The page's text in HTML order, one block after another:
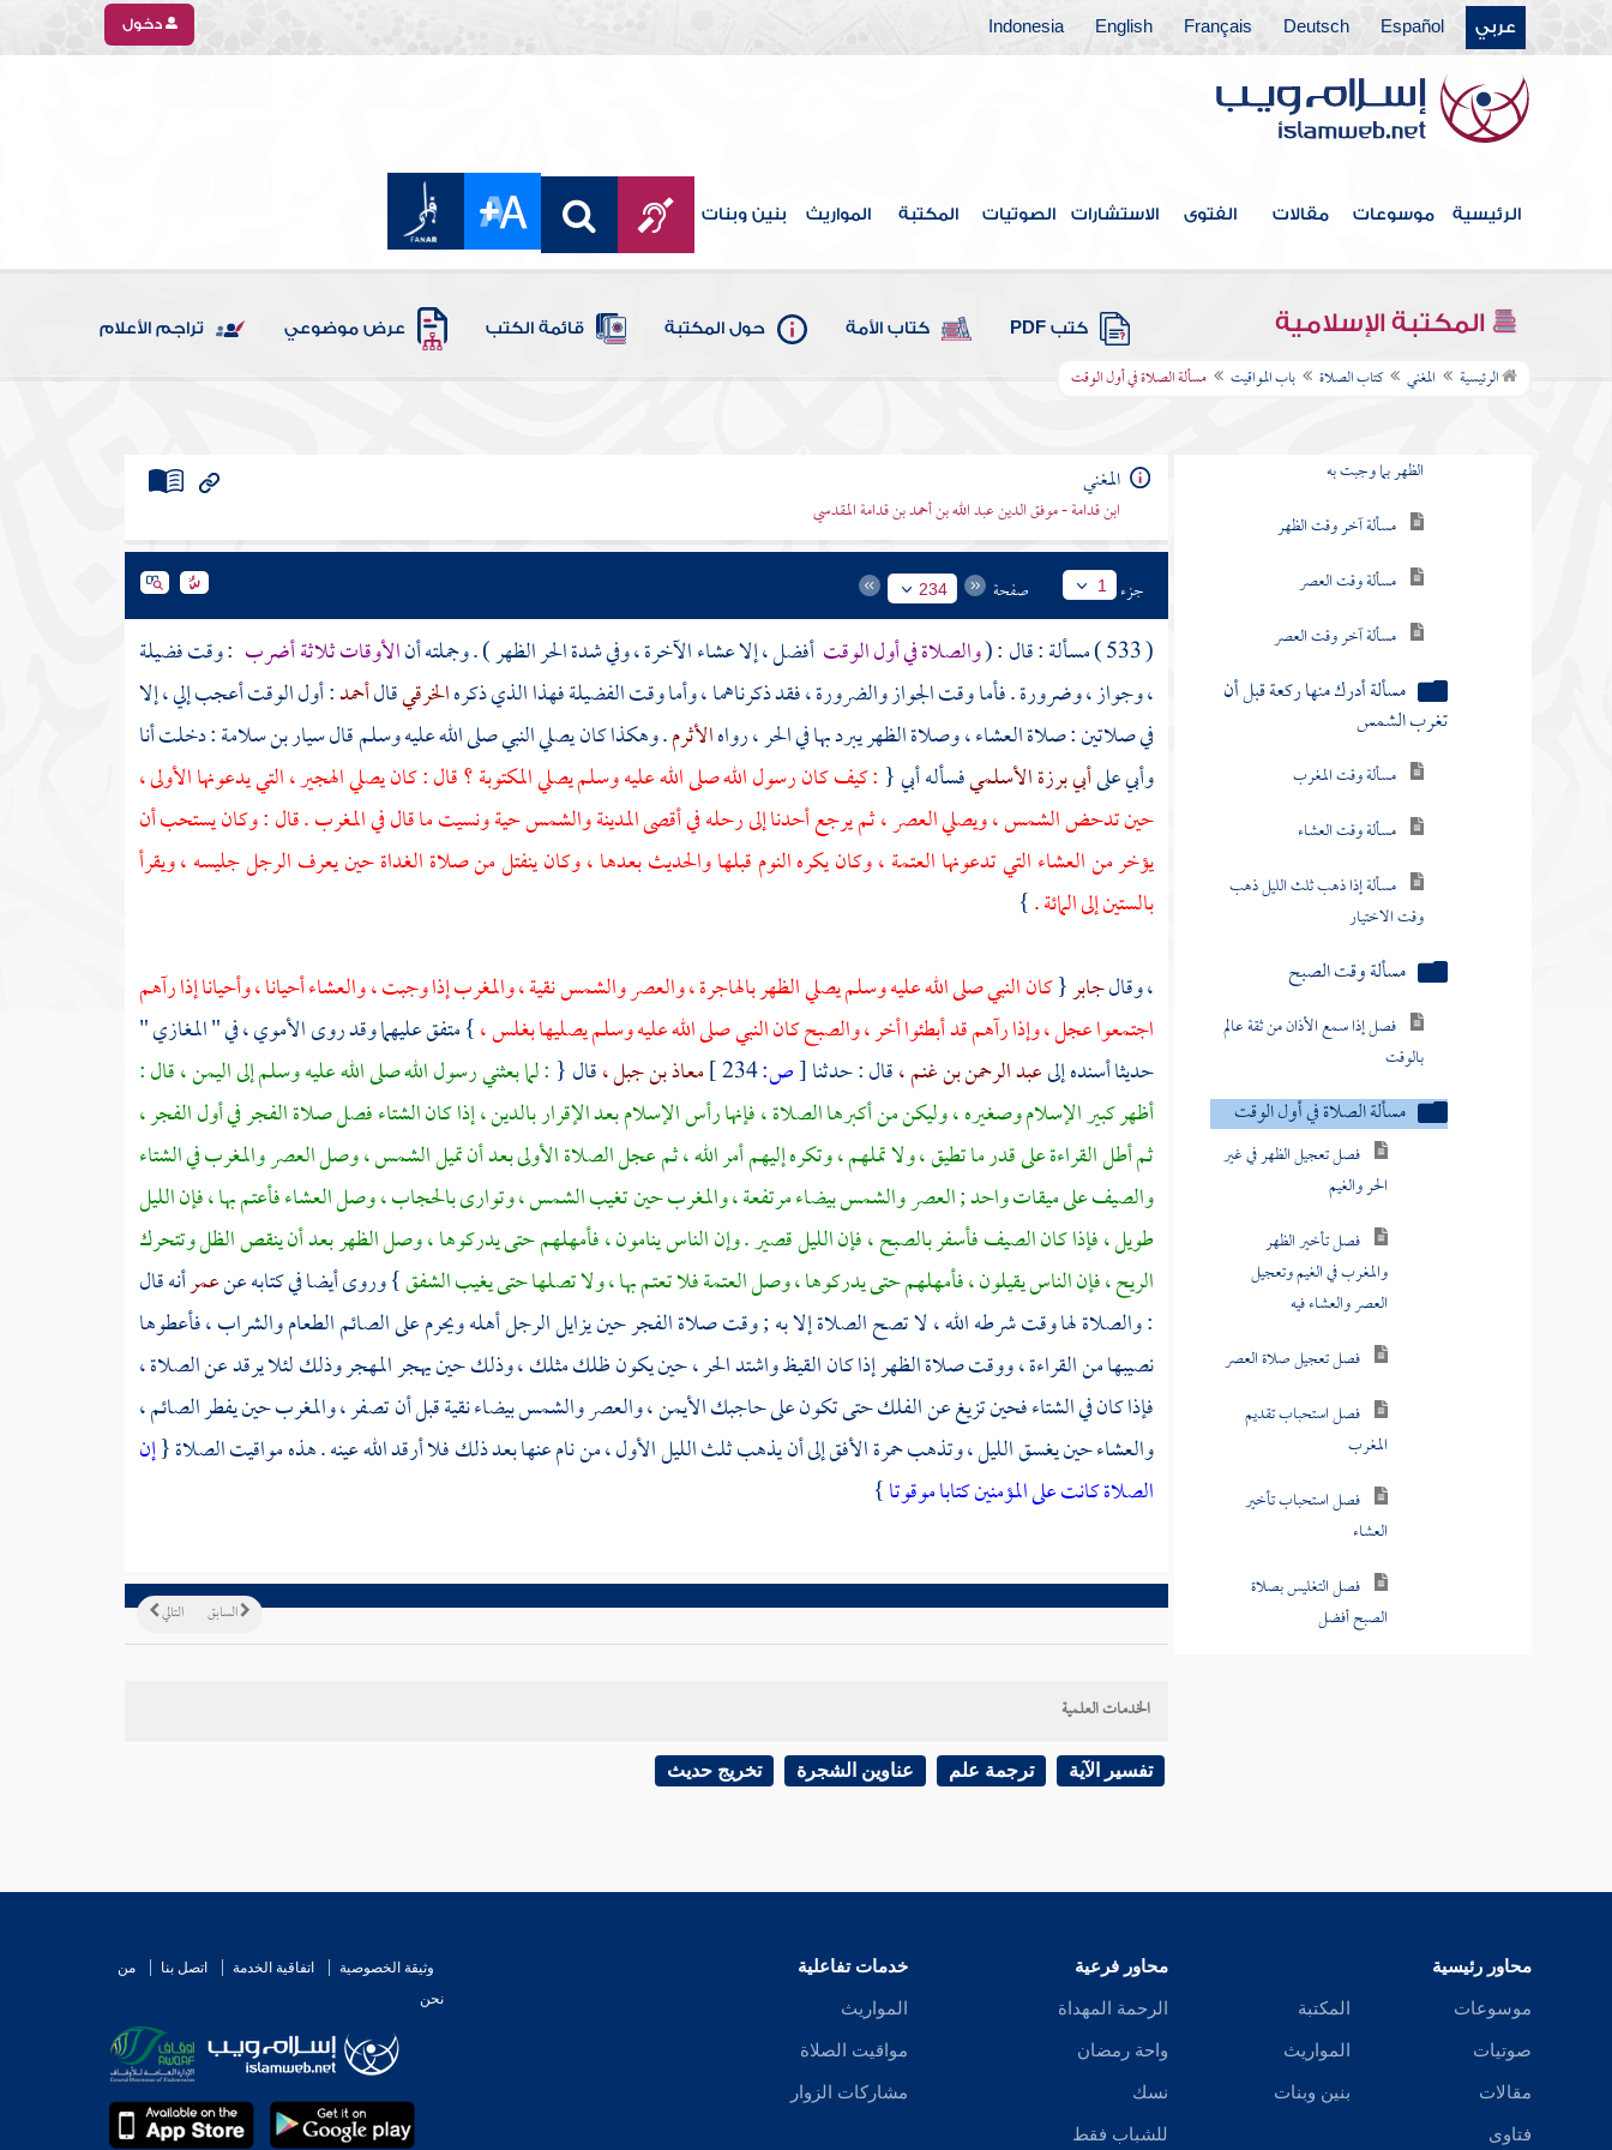
عربي Español
Deutsch
Français
English
Indonesia دخول
الرئيسية موسوعات مقالات الفتوى الاستشارات الصوتيات المكتبة المواريث بنين وبنات
المكتبة الإسلامية كتب PDF كتاب الأمة حول المكتبة قائمة الكتب عرض موضوعي تراجم الأعلام
الرئيسية المغني كتاب الصلاة باب المواقيت مسألة الصلاة في أول الوقت
مقدمة الكتاب
كتاب الطهارة
كتاب الصلاة
باب المواقيت
فصل تجب صلاة الظهر بزوال
الشمس
الظهر بما وجبت به
مسألة آخر وقت الظهر
مسألة وقت العصر
مسألة آخر وقت العصر
مسألة أدرك منها ركعة قبل أن
تغرب الشمس
مسألة وقت المغرب
مسألة وقت العشاء
مسألة إذا ذهب ثلث الليل ذهب
وقت الاختيار
مسألة وقت الصبح
فصل إذا سمع الأذان من ثقة عالم
بالوقت
مسألة الصلاة في أول الوقت
فصل تعجيل الظهر في غير
الحر والغيم
فصل تأخير الظهر
والمغرب في الغيم وتعجيل
العصر والعشاء فيه
فصل تعجيل صلاة العصر
فصل استحباب تقديم
المغرب
فصل استحباب تأخير
العشاء
فصل التغليس بصلاة
الصبح أفضل
النائم
باب استقبال القبلة
المغني
ابن قدامة - موفق الدين عبد الله بن أحمد بن قدامة المقدسي
جزء 1 صفحة 234
( 533 ) مسألة : قال : ( والصلاة في أول الوقت أفضل ، إلا عشاء الآخرة ، وفي شدة الحر الظهر ) . وجملته أنالأوقات ثلاثة أضرب : وقت فضيلة
، وجواز ، وضرورة . فأما وقت الجواز والضرورة ، فقد ذكرناهما ، وأما وقت الفضيلة فهذا الذي ذكرهالخرقيقالأحمد: أول الوقت أعجب إلي ، إلا
في صلاتين : صلاة العشاء ، وصلاة الظهر يبرد بها في الحر ، رواهالأثرم. وهكذا كان يصلي النبي صلى الله عليه وسلم قالسيار بن سلامة: دخلت أنا
وأبي علىأبي برزة الأسلميفسأله أبي {: كيف كان رسول الله صلى الله عليه وسلم يصلي المكتوبة ؟ قال : كان يصلي الهجير ، التي يدعونها الأولى ،
حين تدحض الشمس ، ويصلي العصر ، ثم يرجع أحدنا إلى رحله في أقصىالمدينةوالشمس حية ونسيت ما قال في المغرب . قال : وكان يستحب أن
يؤخر من العشاء التي تدعونها العتمة ، وكان يكره النوم قبلها والحديث بعدها ، وكان ينفتل من صلاة الغداة حين يعرف الرجل جليسه ، ويقرأ
بالستين إلى المائة .}
، وقالجابر{كان النبي صلى الله عليه وسلم يصلي الظهر بالهاجرة ، والعصر والشمس نقية ، والمغرب إذا وجبت ، والعشاء أحيانا ، وأحيانا إذا رآهم
اجتمعوا عجل ، وإذا رآهم قد أبطئوا أخر ، والصبح كان النبي صلى الله عليه وسلم يصليها بغلس ،} متفق عليهما وقد روىالأموي، في " المغازي "
حديثا أسنده إلىعبد الرحمن بن غنم ،قال : حدثنا[ص:234 ] معاذ بن جبل ،قال {: لما بعثني رسول الله صلى الله عليه وسلم إلىاليمن ،قال :
أظهر كبير الإسلام وصغيره ، وليكن من أكبرها الصلاة ، فإنها رأس الإسلام بعد الإقرار بالدين ، إذا كان الشتاء فصل صلاة الفجر في أول الفجر ،
ثم أطل القراءة على قدر ما تطيق ، ولا تملهم ، وتكره إليهم أمر الله ، ثم عجل الصلاة الأولى بعد أن تميل الشمس ، وصل العصر والمغرب في الشتاء
والصيف على ميقات واحد ; العصر والشمس بيضاء مرتفعة ، والمغرب حين تغيب الشمس ، وتوارى بالحجاب ، وصل العشاء فأعتم بها ، فإن الليل
طويل ، فإذا كان الصيف فأسفر بالصبح ، فإن الليل قصير . وإن الناس ينامون ، فأمهلهم حتى يدركوها ، وصل الظهر بعد أن ينقص الظل وتتحرك
الريح ، فإن الناس يقيلون ، فأمهلهم حتى يدركوها ، وصل العتمة فلا تعتم بها ، ولا تصلها حتى يغيب الشفق} وروى أيضا في كتابه عنعمرأنه قال
: والصلاة لها وقت شرطه الله ، لا تصح الصلاة إلا به ; وقت صلاة الفجر حين يزايل الرجل أهله ويحرم على الصائم الطعام والشراب ، فأعطوها
نصيبها من القراءة ، ووقت صلاة الظهر إذا كان القيظ واشتد الحر ، حين يكون ظلك مثلك ، وذلك حين يهجر المهجر وذلك لئلا يرقد عن الصلاة ،
فإذا كان في الشتاء فحين تزيغ عن الفلك حتى تكون على حاجبك الأيمن ، والعصر والشمس بيضاء نقية قبل أن تصفر ، والمغرب حين يفطر الصائم ،
والعشاء حين يغسق الليل ، وتذهب حمرة الأفق إلى أن يذهب ثلث الليل الأول ، من نام عنها بعد ذلك فلا أرقد الله عينه . هذه مواقيت الصلاة {إن
الصلاة كانت على المؤمنين كتابا موقوتا}
التالي السابق
الخدمات العلمية
تفسير الآية ترجمة علم عناوين الشجرة تخريج حديث
محاور رئيسية
موسوعات
صوتيات
مقالات
فتاوى
المكتبة
المواريث
بنين وبنات
محاور فرعية
الرحمة المهداة
واحة رمضان
نسك
للشباب فقط
خدمات تفاعلية
المواريث
مواقيت الصلاة
مشاركات الزوار
وثيقة الخصوصية اتفاقية الخدمة اتصل بنا
من
نحن